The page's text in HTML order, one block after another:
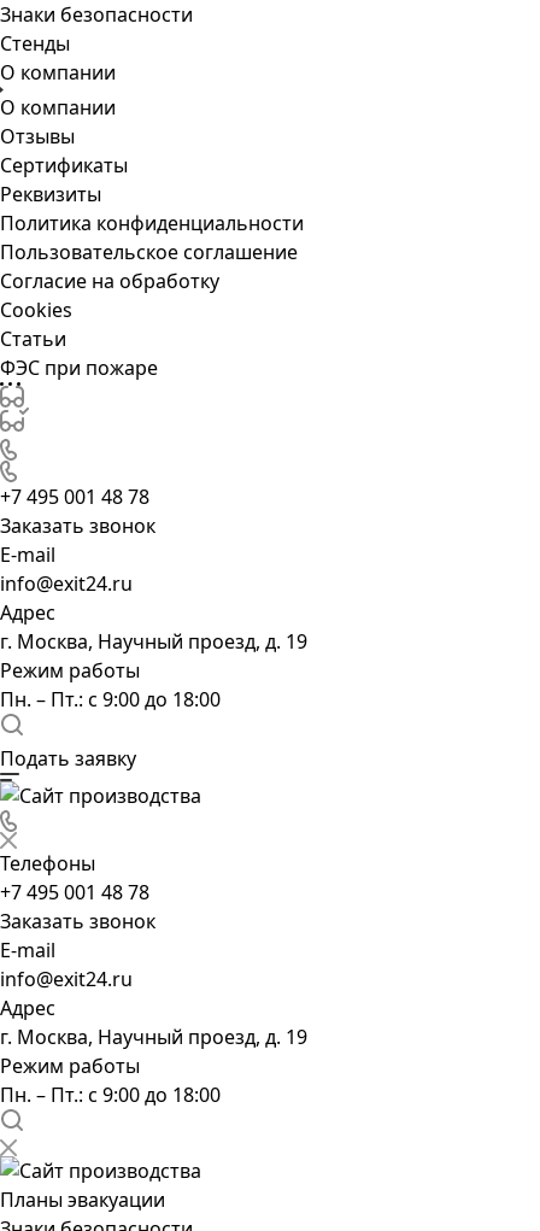
Знаки безопасности
Стенды
О компании
О компании
Отзывы
Сертификаты
Реквизиты
Политика конфиденциальности
Пользовательское соглашение
Согласие на обработку
Cookies
Статьи
ФЭС при пожаре
+7 495 001 48 78
Заказать звонок
E-mail
info@exit24.ru
Адрес
г. Москва, Научный проезд, д. 19
Режим работы
Пн. – Пт.: с 9:00 до 18:00
Подать заявку
Телефоны
+7 495 001 48 78
Заказать звонок
E-mail
info@exit24.ru
Адрес
г. Москва, Научный проезд, д. 19
Режим работы
Пн. – Пт.: с 9:00 до 18:00
Планы эвакуации